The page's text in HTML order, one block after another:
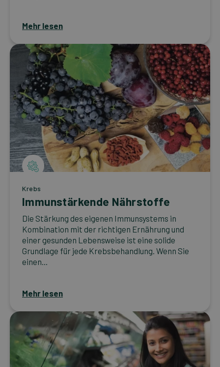
Mehr lesen
Krebs
Immunstärkende Nährstoffe
Die Stärkung des eigenen Immunsystems in
Kombination mit der richtigen Ernährung und
einer gesunden Lebensweise ist eine solide
Grundlage für jede Krebsbehandlung. Wenn Sie
einen...
Mehr lesen